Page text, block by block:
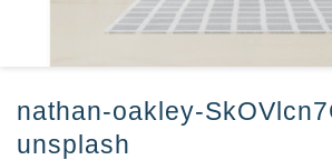
nathan-oakley-
unsplash